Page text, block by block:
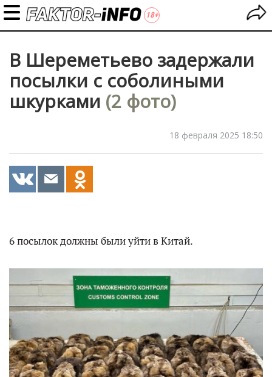
В Шереметьево задержали
посылки с соболиными
шкурками (2 фото)
18 февраля 2025 18:50
6 посылок должны были уйти в Китай.